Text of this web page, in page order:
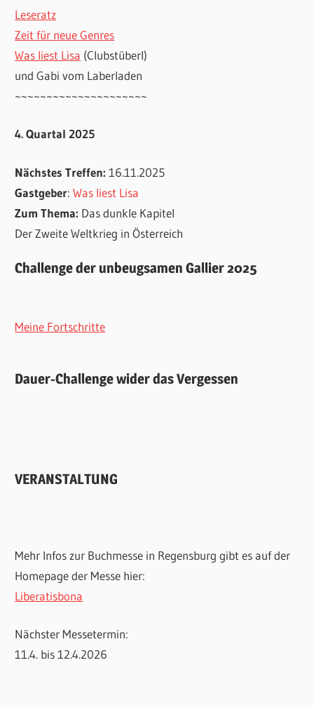
Leseratz
Zeit für neue Genres
Was liest Lisa (Clubstüberl)
und Gabi vom Laberladen
~~~~~~~~~~~~~~~~~~~~~
4. Quartal 2025
Nächstes Treffen:16.11.2025
Gastgeber:Was liest Lisa
Zum Thema: Das dunkle Kapitel
Der Zweite Weltkrieg in Österreich
Challenge der unbeugsamen Gallier 2025
Meine Fortschritte
Dauer-Challenge wider das Vergessen
VERANSTALTUNG
Mehr Infos zur Buchmesse in Regensburg gibt es auf der
Homepage der Messe hier:
Liberatisbona
Nächster Messetermin:
11.4. bis 12.4.2026